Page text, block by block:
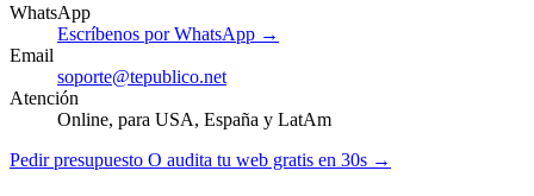
WhatsApp
Escríbenos por WhatsApp →
Email
soporte@tepublico.net
Atención
Online, para USA, España y LatAm
Pedir presupuesto O audita tu web gratis en 30s →